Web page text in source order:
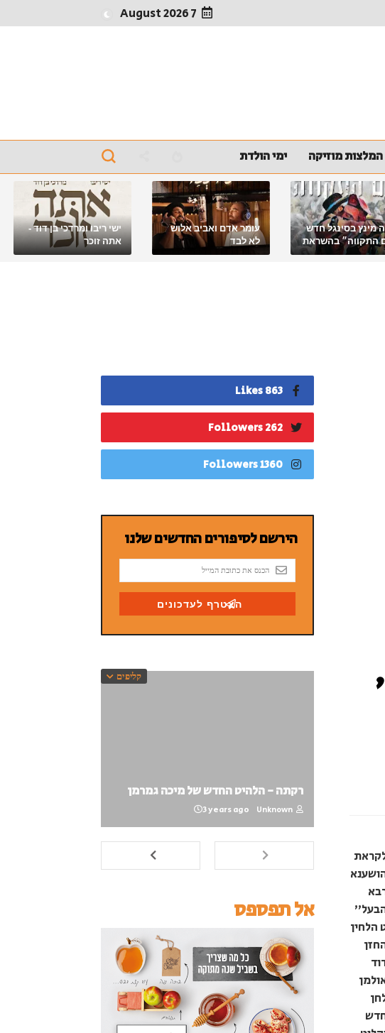
7 August 2026
המלצות מוזיקה ימי הולדת
מינץ בסינגל חדש
התקווה״ בהשראת
"ביחד ננצח"
עומר אדם ואביב אלוש
לא לבד
ישי ריבו ומרדכי בן דוד -
אתה זוכר
הלחין
863 Likes
262 Followers
1360 Followers
קליפים
רקתה - הלהיט החדש של מיכה גמרמן
Unknown
3 years ago
אל תפספס